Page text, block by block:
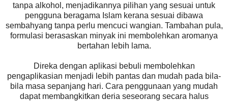
tanpa alkohol, menjadikannya pilihan yang sesuai untuk
pengguna beragama Islam kerana sesuai dibawa
sembahyang tanpa perlu mencuci wangian. Tambahan pula,
formulasi berasaskan minyak ini membolehkan aromanya
bertahan lebih lama.
Direka dengan aplikasi bebuli membolehkan
pengaplikasian menjadi lebih pantas dan mudah pada bila-
bila masa sepanjang hari. Cara penggunaan yang mudah
dapat membangkitkan deria seseorang secara halus